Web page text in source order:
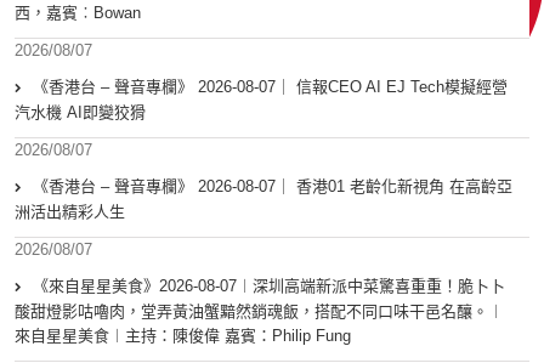
西，嘉賓︰Bowan
2026/08/07
《香港台 – 聲音專欄》 2026-08-07｜ 信報CEO AI EJ Tech模擬經營
汽水機 AI即變狡猾
2026/08/07
《香港台 – 聲音專欄》 2026-08-07｜ 香港01 老齡化新視角 在高齡亞
洲活出精彩人生
2026/08/07
《來自星星美食》2026-08-07︱深圳高端新派中菜驚喜重重！脆卜卜
酸甜燈影咕嚕肉，堂弄黃油蟹黯然銷魂飯，搭配不同口味干邑名釀。︱
來自星星美食︱主持：陳俊偉 嘉賓：Philip Fung